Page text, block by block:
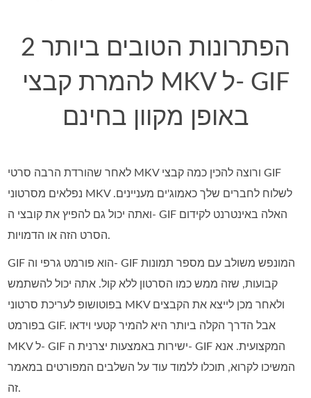
2 הפתרונות הטובים ביותר
להמרת קבצי MKV ל- GIF
באופן מקוון בחינם
לאחר שהורדת הרבה סרטי MKV ורוצה להכין כמה קבצי GIF
נפלאים מסרטוני MKV לשלוח לחברים שלך כאמוג'ים מעניינים.
ואתה יכול גם להפיץ את קובצי ה- GIF האלה באינטרנט לקידום
הסרט הזה או הדמויות.
GIF הוא פורמט גרפי וה- GIF המונפש משולב עם מספר תמונות
קבועות, שזה ממש כמו הסרטון ללא קול. אתה יכול להשתמש
בפוטושופ לעריכת סרטוני MKV ולאחר מכן לייצא את הקבצים
בפורמט GIF. אבל הדרך הקלה ביותר היא להמיר קטעי וידאו
MKV ל- GIF ישירות באמצעות יצרנית ה- GIF המקצועית. אנא
המשיכו לקרוא, תוכלו ללמוד עוד על השלבים המפורטים במאמר
זה.